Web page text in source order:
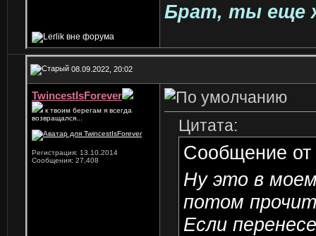
Брат, ты еще
08.09.2022, 20:02
TwincestIsForever
к твоим берегам я всегда
возвращался...
Регистрация: 13.10.2014
Сообщения: 27,408
Цитата:
Сообщение от
Ну это в
потом
Если